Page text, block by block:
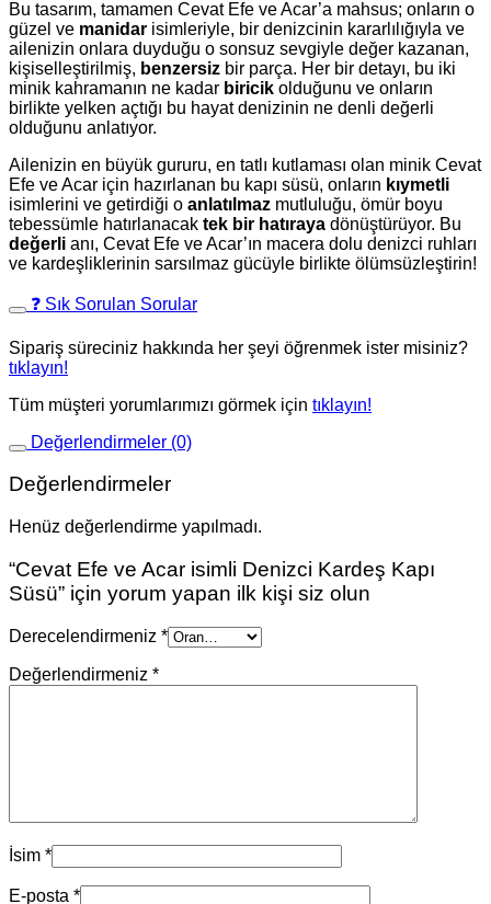
Bu tasarım, tamamen Cevat Efe ve Acar’a mahsus; onların o
güzel ve manidar isimleriyle, bir denizcinin kararlılığıyla ve
ailenizin onlara duyduğu o sonsuz sevgiyle değer kazanan,
kişiselleştirilmiş, benzersiz bir parça. Her bir detayı, bu iki
minik kahramanın ne kadar biricik olduğunu ve onların
birlikte yelken açtığı bu hayat denizinin ne denli değerli
olduğunu anlatıyor.
Ailenizin en büyük gururu, en tatlı kutlaması olan minik Cevat
Efe ve Acar için hazırlanan bu kapı süsü, onların kıymetli
isimlerini ve getirdiği o anlatılmaz mutluluğu, ömür boyu
tebessümle hatırlanacak tek bir hatıraya dönüştürüyor. Bu
değerli anı, Cevat Efe ve Acar’ın macera dolu denizci ruhları
ve kardeşliklerinin sarsılmaz gücüyle birlikte ölümsüzleştirin!
❓ Sık Sorulan Sorular
Sipariş süreciniz hakkında her şeyi öğrenmek ister misiniz?
tıklayın!
Tüm müşteri yorumlarımızı görmek için tıklayın!
Değerlendirmeler (0)
Değerlendirmeler
Henüz değerlendirme yapılmadı.
“Cevat Efe ve Acar isimli Denizci Kardeş Kapı
Süsü” için yorum yapan ilk kişi siz olun
Derecelendirmeniz *
Değerlendirmeniz *
İsim *
E-posta *